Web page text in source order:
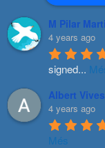
M Pilar Marti
4 years ago
signed...
Albert
4 years ago
Més